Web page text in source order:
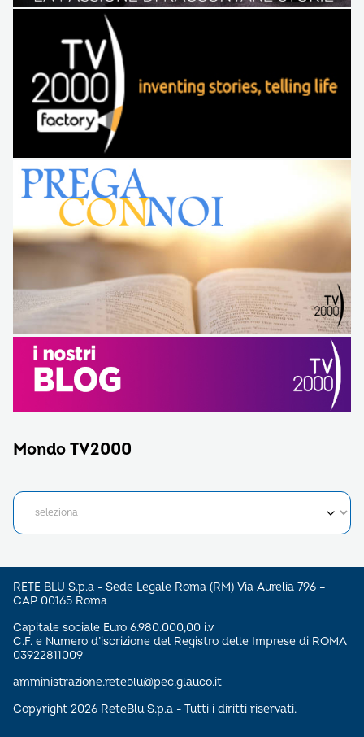
Mondo TV2000
RETE BLU S.p.a - Sede Legale Roma (RM) Via Aurelia 796 –
CAP 00165 Roma
Capitale sociale Euro 6.980.000,00 i.v
C.F. e Numero d’iscrizione del Registro delle Imprese di ROMA
03922811009
amministrazione.reteblu@pec.glauco.it
Copyright 2026 ReteBlu S.p.a - Tutti i diritti riservati.